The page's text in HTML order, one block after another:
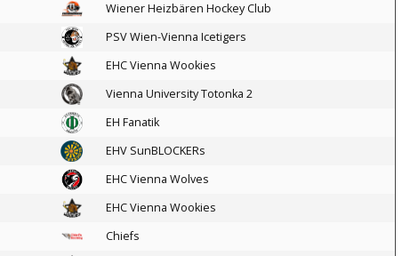
Wiener Heizbären Hockey Club
PSV Wien-Vienna Icetigers
EHC Vienna Wookies
Vienna University Totonka 2
EH Fanatik
EHV SunBLOCKERs
EHC Vienna Wolves
EHC Vienna Wookies
Chiefs